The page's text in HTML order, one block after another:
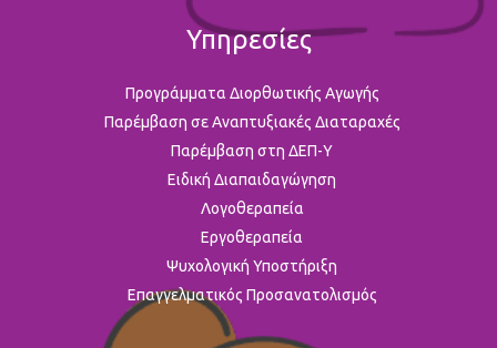
Υπηρεσίες
Προγράμματα Διορθωτικής Αγωγής
Παρέμβαση σε Αναπτυξιακές Διαταραχές
Παρέμβαση στη ΔΕΠ-Υ
Ειδική Διαπαιδαγώγηση
Λογοθεραπεία
Εργοθεραπεία
Ψυχολογική Υποστήριξη
Επαγγελματικός Προσανατολισμός